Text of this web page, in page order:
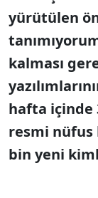
yürütülen ön
kalması
hafta içinde
resmi nüfus
bin yeni